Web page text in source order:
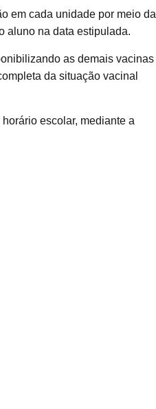
em cada unidade por meio da
aluno na data estipulada.
as demais vacinas
da situação vacinal
escolar, mediante a